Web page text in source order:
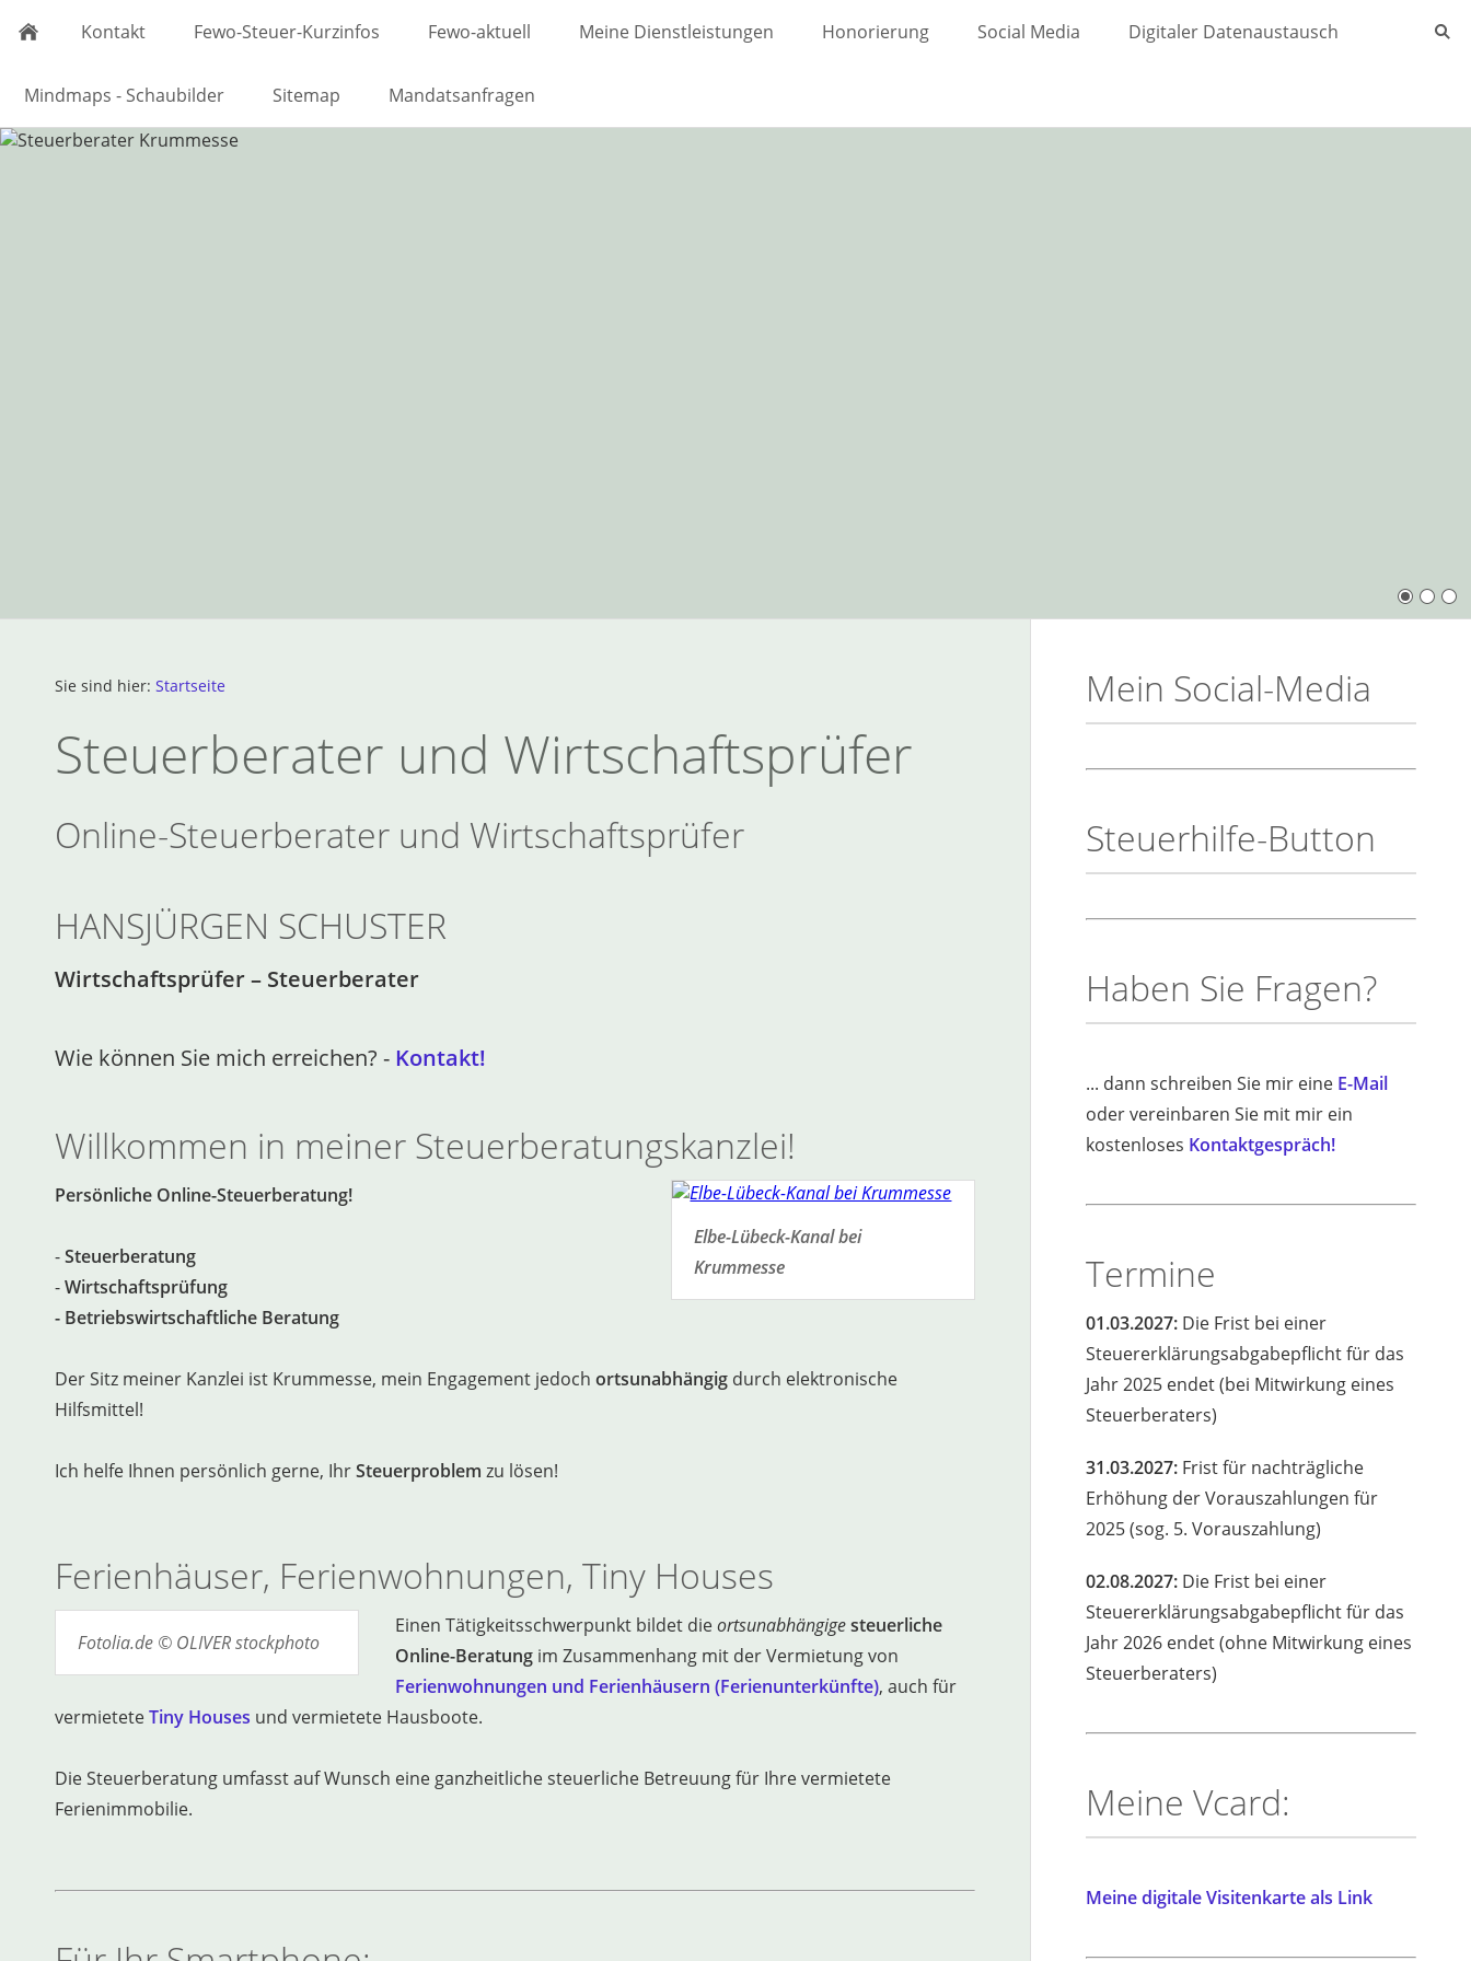
Kontakt Fewo-Steuer-Kurzinfos Fewo-aktuell Meine Dienstleistungen Honorierung Social Media Digitaler Datenaustausch
Mindmaps - Schaubilder Sitemap Mandatsanfragen
Sie sind hier: Startseite
Steuerberater und Wirtschaftsprüfer
Online-Steuerberater und Wirtschaftsprüfer
HANSJÜRGEN SCHUSTER
Wirtschaftsprüfer – Steuerberater
Wie können Sie mich erreichen? - Kontakt!
Willkommen in meiner Steuerberatungskanzlei!
Elbe-Lübeck-Kanal bei
Krummesse
Persönliche Online-Steuerberatung!
-Steuerberatung
-Wirtschaftsprüfung
- Betriebswirtschaftliche Beratung
Der Sitz meiner Kanzlei ist Krummesse, mein Engagement jedoch ortsunabhängig durch elektronische
Hilfsmittel!
Ich helfe Ihnen persönlich gerne, IhrSteuerproblem zu lösen!
Ferienhäuser, Ferienwohnungen, Tiny Houses
Fotolia.de © OLIVER stockphoto
Einen Tätigkeitsschwerpunkt bildet dieortsunabhängigesteuerliche
Online-Beratung im Zusammenhang mit der Vermietung von
Ferienwohnungen und Ferienhäusern (Ferienunterkünfte), auch für
vermieteteTiny Houses und vermietete Hausboote.
Die Steuerberatung umfasst auf Wunsch eine ganzheitliche steuerliche Betreuung für Ihre vermietete
Ferienimmobilie.
Mein Social-Media
Steuerhilfe-Button
Haben Sie Fragen?
... dann schreiben Sie mir eine E-Mail
oder vereinbaren Sie mit mir ein
kostenloses Kontaktgespräch!
Termine
01.03.2027: Die Frist bei einer
Steuererklärungsabgabepflicht für das
Jahr 2025 endet (bei Mitwirkung eines
Steuerberaters)
31.03.2027: Frist für nachträgliche
Erhöhung der Vorauszahlungen für
2025 (sog. 5. Vorauszahlung)
02.08.2027: Die Frist bei einer
Steuererklärungsabgabepflicht für das
Jahr 2026 endet (ohne Mitwirkung eines
Steuerberaters)
Meine Vcard:
Meine digitale Visitenkarte als Link